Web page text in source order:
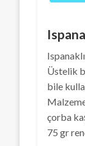
Üstelik
bile
çorba
75 gr